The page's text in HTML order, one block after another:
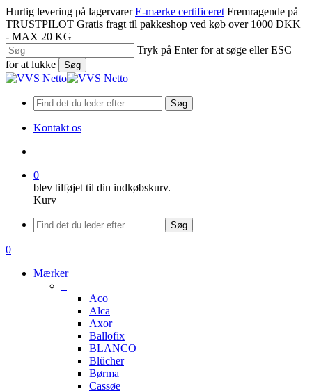
Spring
til
hovedindhold
Hurtig levering på lagervarer E-mærke certificeret Fremragende på
TRUSTPILOT Gratis fragt til pakkeshop ved køb over 1000 DKK
- MAX 20 KG
Tryk på Enter for at søge eller ESC
for at lukke
Søg
Luk
Søg
Kontakt os
0
blev tilføjet til din indkøbskurv.
Kurv
Menu
Søg
søge
0
Mærker
–
Aco
Alca
Axor
Ballofix
BLANCO
Blücher
Børma
Cassøe